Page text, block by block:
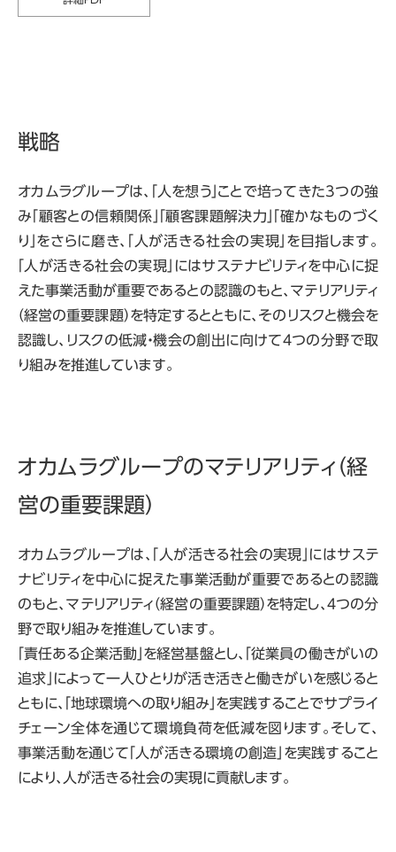
戦略
オカムラグループは、「人を想う」ことで培ってきた3つの強
み「顧客との信頼関係」「顧客課題解決力」「確かなものづく
り」をさらに磨き、「人が活きる社会の実現」を目指します。
「人が活きる社会の実現」にはサステナビリティを中心に捉
えた事業活動が重要であるとの認識のもと、マテリアリティ
（経営の重要課題）を特定するとともに、そのリスクと機会を
認識し、リスクの低減・機会の創出に向けて４つの分野で取
り組みを推進しています。
オカムラグループのマテリアリティ（経
営の重要課題）
オカムラグループは、「人が活きる社会の実現」にはサステ
ナビリティを中心に捉えた事業活動が重要であるとの認識
のもと、マテリアリティ（経営の重要課題）を特定し、４つの分
野で取り組みを推進しています。
「責任ある企業活動」を経営基盤とし、「従業員の働きがいの
追求」によって一人ひとりが活き活きと働きがいを感じると
ともに、「地球環境への取り組み」を実践することでサプライ
チェーン全体を通じて環境負荷を低減を図ります。そして、
事業活動を通じて「人が活きる環境の創造」を実践すること
により、人が活きる社会の実現に貢献します。